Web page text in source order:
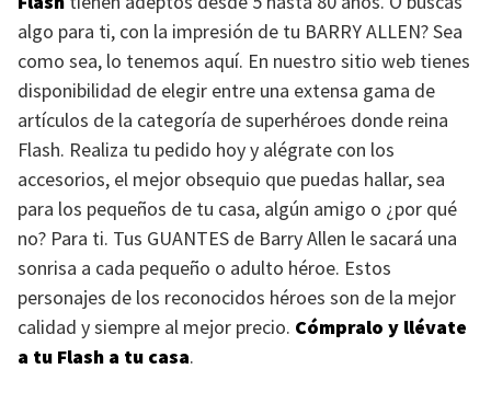
algo para ti, con la impresión de tu BARRY ALLEN? Sea
como sea, lo tenemos aquí. En nuestro sitio web tienes
disponibilidad de elegir entre una extensa gama de
artículos de la categoría de superhéroes donde reina
Flash. Realiza tu pedido hoy y alégrate con los
accesorios, el mejor obsequio que puedas hallar, sea
para los pequeños de tu casa, algún amigo o ¿por qué
no? Para ti. Tus GUANTES de Barry Allen le sacará una
sonrisa a cada pequeño o adulto héroe. Estos
personajes de los reconocidos héroes son de la mejor
calidad y siempre al mejor precio. Cómpralo y llévate
a tu Flash a tu casa.